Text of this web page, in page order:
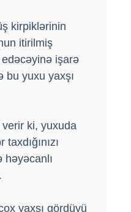
kirpiklərinin
itirilmiş
edəcəyinə işarə
bu yuxu yaxşı
ki, yuxuda
yaxşı gördüyü